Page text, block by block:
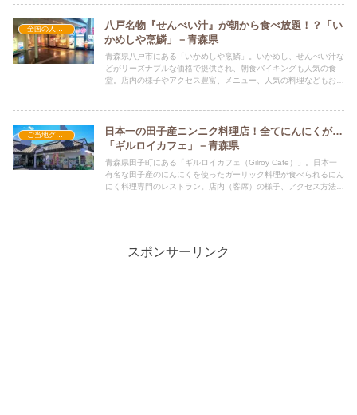
全国の人気店
八戸名物『せんべい汁』が朝から食べ放題！？「い
かめしや烹鱗」－青森県
青森県八戸市にある「いかめしや烹鱗」。いかめし、せんべい汁な
どがリーズナブルな価格で提供され、朝食バイキングも人気の食
堂。店内の様子やアクセス豊富、メニュー、人気の料理などもお伝
ご当地グルメの人気店
日本一の田子産ニンニク料理店！全てにんにくが…
「ギルロイカフェ」－青森県
青森県田子町にある「ギルロイカフェ（Gilroy Cafe）」。日本一
有名な田子産のにんにくを使ったガーリック料理が食べられるにん
にく料理専門のレストラン。店内（客席）の様子、アクセス方法、
スポンサーリンク